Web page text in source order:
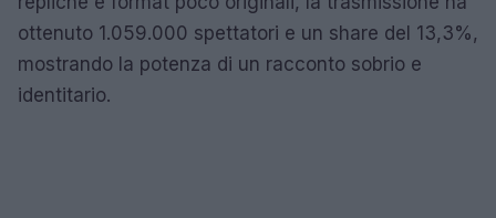
ottenuto 1.059.000 spettatori e un share del 13,3%,
mostrando la potenza di un racconto sobrio e
identitario.